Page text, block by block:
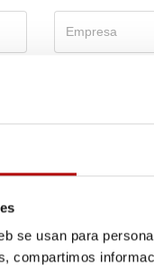
se usan para
compartimos